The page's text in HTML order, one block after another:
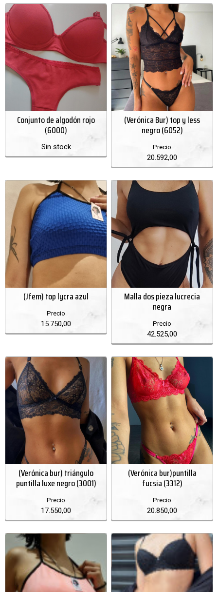
Conjunto de algodón rojo
(6000)
Sin stock
(Verónica Bur) top y less
negro (6052)
Precio
20.592,00
(Jfem) top lycra azul
Precio
15.750,00
Malla dos pieza lucrecia
negra
Precio
42.525,00
(Verónica bur) triángulo
puntilla luxe negro (3001)
Precio
17.550,00
(Verónica bur)puntilla
fucsia (3312)
Precio
20.850,00